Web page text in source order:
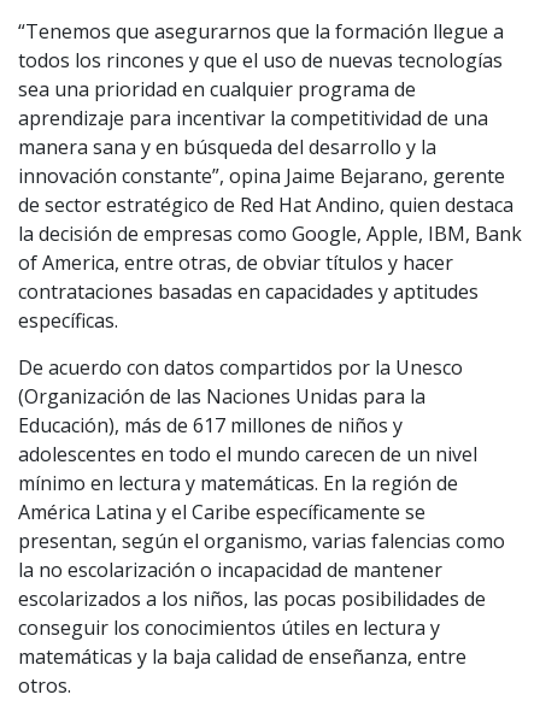
“Tenemos que asegurarnos que la formación llegue a
todos los rincones y que el uso de nuevas tecnologías
sea una prioridad en cualquier programa de
aprendizaje para incentivar la competitividad de una
manera sana y en búsqueda del desarrollo y la
innovación constante”, opina Jaime Bejarano, gerente
de sector estratégico de Red Hat Andino, quien destaca
la decisión de empresas como Google, Apple, IBM, Bank
of America, entre otras, de obviar títulos y hacer
contrataciones basadas en capacidades y aptitudes
específicas.
De acuerdo con datos compartidos por la Unesco
(Organización de las Naciones Unidas para la
Educación), más de 617 millones de niños y
adolescentes en todo el mundo carecen de un nivel
mínimo en lectura y matemáticas. En la región de
América Latina y el Caribe específicamente se
presentan, según el organismo, varias falencias como
la no escolarización o incapacidad de mantener
escolarizados a los niños, las pocas posibilidades de
conseguir los conocimientos útiles en lectura y
matemáticas y la baja calidad de enseñanza, entre
otros.